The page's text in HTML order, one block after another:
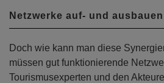
Netzwerke auf- und ausbauen
Doch wie kann man diese
müssen gut funktionierende
Tourismusexperten und den